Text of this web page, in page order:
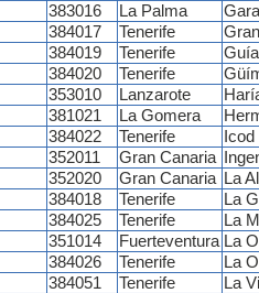
383016 La Palma
384017 Tenerife
384019 Tenerife
384020 Tenerife
353010 Lanzarote
381021 La Gomera
384022 Tenerife
352011 Gran Canaria
352020 Gran Canaria
La
384018 Tenerife
La
384025 Tenerife
La
351014 Fuerteventura La
384026 Tenerife
La
384051 Tenerife
La